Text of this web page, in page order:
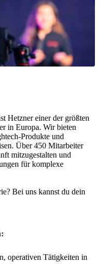
Hetzner einer der größten
in Europa. Wir bieten
Produkte und
Über 450 Mitarbeiter
mitzugestalten und
für komplexe
Bei uns kannst du dein
operativen Tätigkeiten in